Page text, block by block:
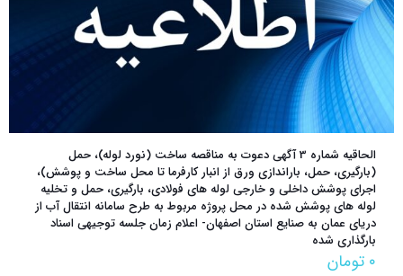
الحاقیه شماره 3 آگهی دعوت به مناقصه ساخت (نورد لوله)، حمل
(بارگیری، حمل، باراندازی ورق از انبار کارفرما تا محل ساخت و پوشش)،
اجرای پوشش داخلی و خارجی لوله های فولادی، بارگیری، حمل و تخلیه
لوله های پوشش شده در محل پروژه مربوط به طرح سامانه انتقال آب از
دریای عمان به صنایع استان اصفهان- اعلام زمان جلسه توجیهی اسناد
بارگذاری شده
۰ تومان